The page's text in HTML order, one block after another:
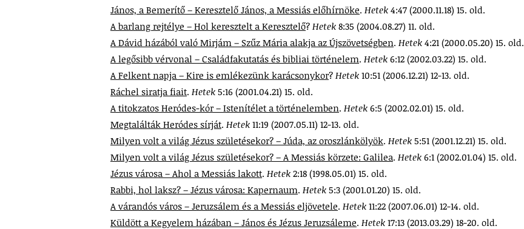
János, a Bemerítő – Keresztelő János, a Messiás előhírnöke. Hetek 4:47 (2000.11.18) 15. old.
A barlang rejtélye – Hol keresztelt a Keresztelő? Hetek 8:35 (2004.08.27) 11. old.
A Dávid házából való Mirjám – Szűz Mária alakja az Újszövetségben. Hetek 4:21 (2000.05.20) 15. old.
A legősibb vérvonal – Családfakutatás és bibliai történelem. Hetek 6:12 (2002.03.22) 15. old.
A Felkent napja – Kire is emlékezünk karácsonykor? Hetek 10:51 (2006.12.21) 12-13. old.
Ráchel siratja fiait. Hetek 5:16 (2001.04.21) 15. old.
A titokzatos Heródes-kór – Istenítélet a történelemben. Hetek 6:5 (2002.02.01) 15. old.
Megtalálták Heródes sírját. Hetek 11:19 (2007.05.11) 12-13. old.
Milyen volt a világ Jézus születésekor? – Júda, az oroszlánkölyök. Hetek 5:51 (2001.12.21) 15. old.
Milyen volt a világ Jézus születésekor? – A Messiás körzete: Galilea. Hetek 6:1 (2002.01.04) 15. old.
Jézus városa – Ahol a Messiás lakott. Hetek 2:18 (1998.05.01) 15. old.
Rabbi, hol laksz? – Jézus városa: Kapernaum. Hetek 5:3 (2001.01.20) 15. old.
A várandós város – Jeruzsálem és a Messiás eljövetele. Hetek 11:22 (2007.06.01) 12-14. old.
Küldött a Kegyelem házában – János és Jézus Jeruzsáleme. Hetek 17:13 (2013.03.29) 18-20. old.